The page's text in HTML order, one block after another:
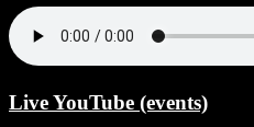
Live YouTube (events)